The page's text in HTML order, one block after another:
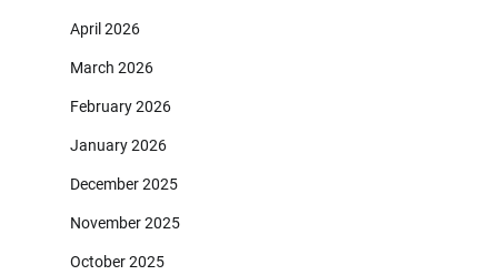
April 2026
March 2026
February 2026
January 2026
December 2025
November 2025
October 2025